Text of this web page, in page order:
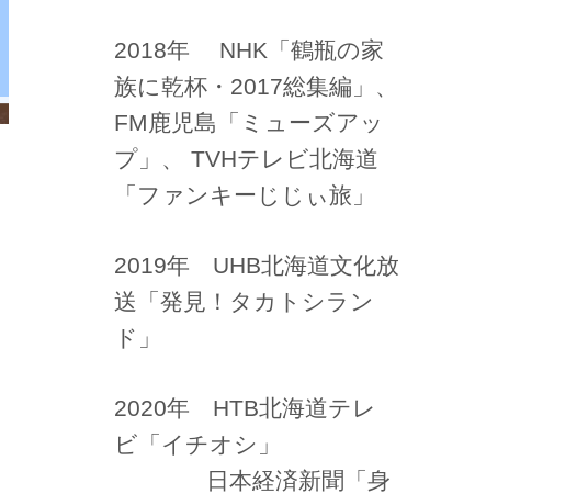
2018年 NHK「鶴瓶の家
族に乾杯・2017総集編」、
FM鹿児島「ミューズアッ
プ」、 TVHテレビ北海道
「ファンキーじじぃ旅」
2019年 UHB北海道文化放
送「発見！タカトシラン
ド」
2020年 HTB北海道テレ
ビ「イチオシ」
日本経済新聞「身